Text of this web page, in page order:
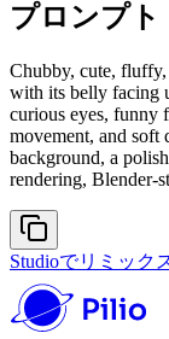
プロンプト
Chubby, cute,
with its belly facing
curious eyes, funny
movement, and soft
background, a
rendering, Blender-
Studioでリミック